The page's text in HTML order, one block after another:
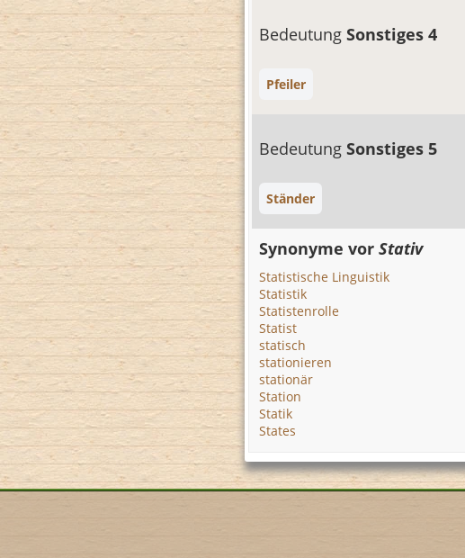
Bedeutung Sonstiges 4
Pfeiler
Bedeutung Sonstiges 5
Ständer
Synonyme vor Stativ
Statistische Linguistik
Statistik
Statistenrolle
Statist
statisch
stationieren
stationär
Station
Statik
States